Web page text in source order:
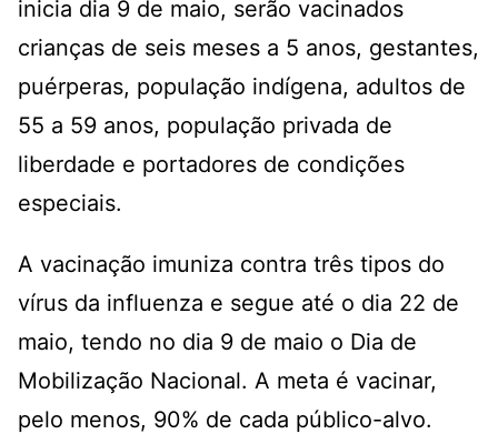
inicia dia 9 de maio, serão vacinados
crianças de seis meses a 5 anos, gestantes,
puérperas, população indígena, adultos de
55 a 59 anos, população privada de
liberdade e portadores de condições
especiais.
A vacinação imuniza contra três tipos do
vírus da influenza e segue até o dia 22 de
maio, tendo no dia 9 de maio o Dia de
Mobilização Nacional. A meta é vacinar,
pelo menos, 90% de cada público-alvo.